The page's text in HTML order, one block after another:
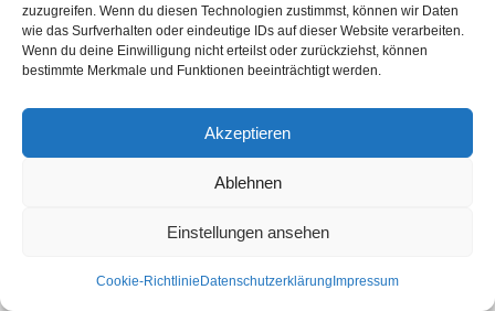
zuzugreifen. Wenn du diesen Technologien zustimmst, können wir Daten
wie das Surfverhalten oder eindeutige IDs auf dieser Website verarbeiten.
Wenn du deine Einwilligung nicht erteilst oder zurückziehst, können
bestimmte Merkmale und Funktionen beeinträchtigt werden.
Akzeptieren
Ablehnen
Einstellungen ansehen
Cookie-Richtlinie Datenschutzerklärung Impressum
Kontakt Datenschutzerklärung
Impressum